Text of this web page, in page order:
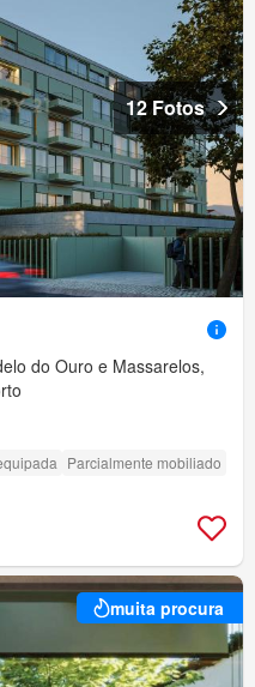
12 Fotos
do Ouro e Massarelos,
Parcialmente mobiliado
muita procura